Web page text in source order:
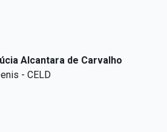
Alcantara de Carvalho
- CELD